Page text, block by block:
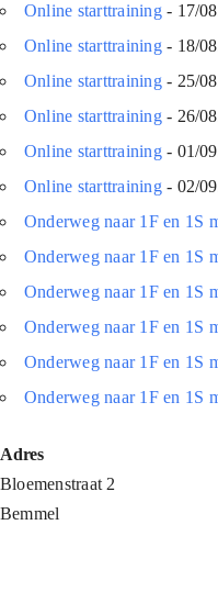
Online starttraining- 17/
Online starttraining- 18/
Online starttraining- 25/
Online starttraining- 26/
Online starttraining- 01/
Online starttraining- 02/
Onderweg naar 1F en 1S
Onderweg naar 1F en 1S
Onderweg naar 1F en 1S
Onderweg naar 1F en 1S
Onderweg naar 1F en 1S
Onderweg naar 1F en 1S
Adres
Bloemenstraat 2
Bemmel